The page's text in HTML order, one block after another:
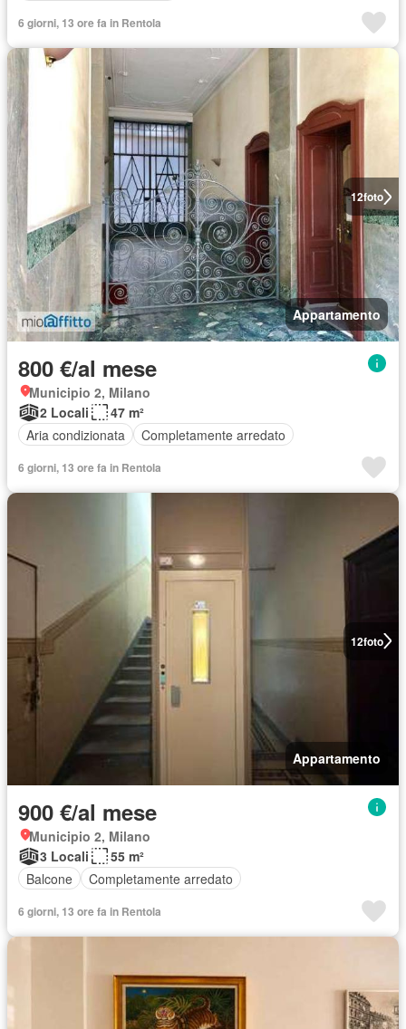
6 giorni, 13 ore fa in Rentola
12foto
Appartamento
800 €/al mese
Municipio 2, Milano
2 Locali
47 m²
Aria condizionata
Completamente arredato
6 giorni, 13 ore fa in Rentola
12foto
Appartamento
900 €/al mese
Municipio 2, Milano
3 Locali
55 m²
Balcone
Completamente arredato
6 giorni, 13 ore fa in Rentola